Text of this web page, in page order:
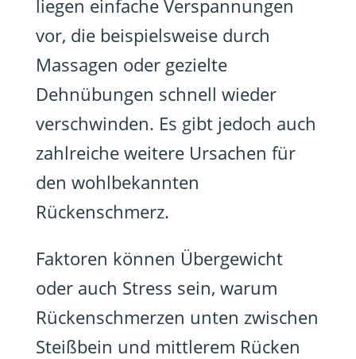
liegen einfache Verspannungen
vor, die beispielsweise durch
Massagen oder gezielte
Dehnübungen schnell wieder
verschwinden. Es gibt jedoch auch
zahlreiche weitere Ursachen für
den wohlbekannten
Rückenschmerz.
Faktoren können Übergewicht
oder auch Stress sein, warum
Rückenschmerzen unten zwischen
Steißbein und mittlerem Rücken